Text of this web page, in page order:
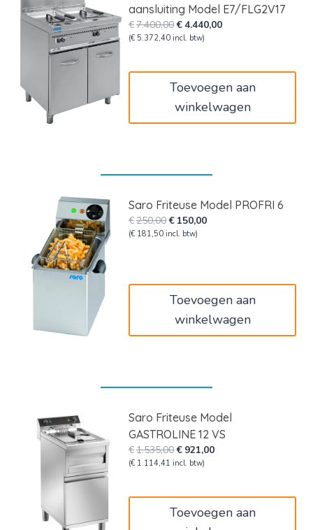
aansluiting Model E7/FLG2V17
€7.400,00Oorspronkelijke
prijs
€4.440,00Huidige
(€ 5.372,40 incl. btw)
Toevoegen aan
winkelwagen
Saro Friteuse Model PROFRI 6
€250,00Oorspronkelijke
prijs
€ 150,00Huidige
(€ 181,50 incl. btw)
Toevoegen aan
winkelwagen
Saro Friteuse Model
GASTROLINE 12 VS
€1.535,00Oorspronkelijke
prijs
€ 921,00Huidige
(€ 1.114,41 incl. btw)
Toevoegen aan